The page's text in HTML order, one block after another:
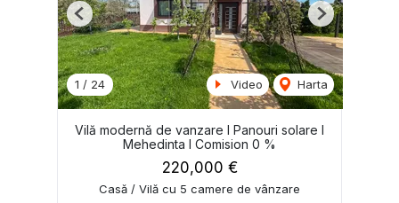
1 / 24 Video Harta
Previous Next
Vilă modernă de vanzare I Panouri solare I
Mehedinta I Comision 0 %
220,000 €
Casă / Vilă cu 5 camere de vânzare